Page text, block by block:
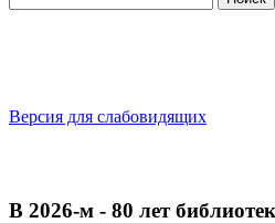
Версия для слабовидящих
В 2026‑м - 80 лет